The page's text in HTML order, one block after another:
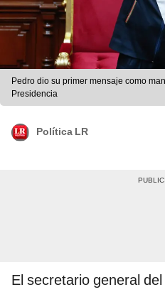
Pedro dio su primer mensaje como mandatario este 28 de julio. Foto:
Presidencia
Política LR
El secretario general del